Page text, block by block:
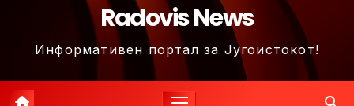
Radovis News
Информативен портал за Југоистокот!